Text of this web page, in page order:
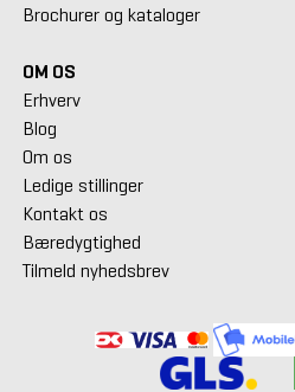
Brochurer og kataloger
OM OS
Erhverv
Blog
Om os
Ledige stillinger
Kontakt os
Bæredygtighed
Tilmeld nyhedsbrev